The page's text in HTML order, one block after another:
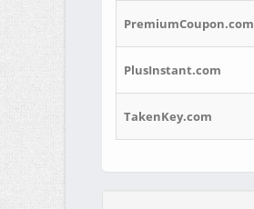
PremiumCoupon.com
PlusInstant.com
TakenKey.com